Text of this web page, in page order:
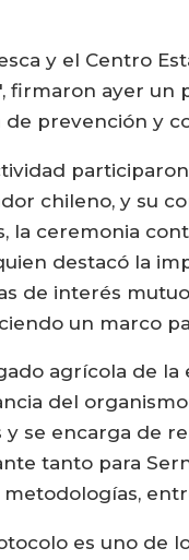
y el Centro
firmaron ayer
de prevención y
chileno, y su
la ceremonia
destacó la
de interés
un marco
agrícola de la
del
y se encarga de
tanto para
metodologías,
es uno de